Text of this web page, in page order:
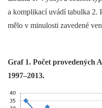
a komplikací uvádí tabulka 2.
mělo v minulosti zavedené
Graf 1. Počet provedených
1997–2013.